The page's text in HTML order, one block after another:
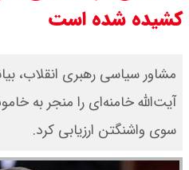
مرداد ۱۴۰۵ / هر دینار چند؟ + جدول
کشیده شده است
مشاور سیاسی رهبری انقلاب،
آیت‌الله خامنه‌ای را منجر به
سوی واشنگتن ارزیابی کرد.